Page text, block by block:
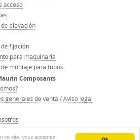
ce site, vous acceptez
acceso
elevación
fijación
para maquinaria
montaje para tubos
Composants
generales de venta / Aviso legal
Maurin